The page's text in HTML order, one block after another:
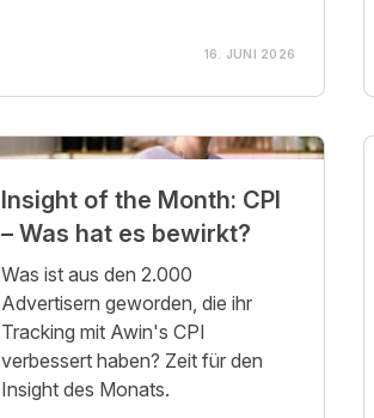
16. JUNI 2026
Insight of the Month: CPI
– Was hat es bewirkt?
Was ist aus den 2.000
Advertisern geworden, die ihr
Tracking mit Awin's CPI
verbessert haben? Zeit für den
Insight des Monats.